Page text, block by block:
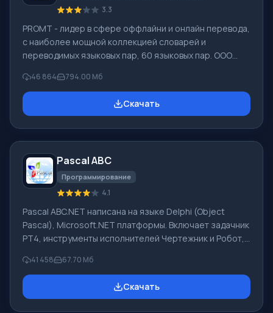
3.3
PROMT - лидер в сфере оффлайни и онлайн перевода,
с наиболее мощной коллекцией словарей и
переводимых языковых пар, 60 языковых пар. ООО
разработчик систем перевода для частных
пользователей и корпораций. Программой PROMT
обеспечивается перевод любого текста, пользуясь
русского интерфейса или электронные письма
иностранной компани
46 864 794.00 Мб
Скачать
Pascal ABC
Программирование
4.1
Pascal ABC.NET написана на языке Delphi (Object
Pascal), Microsoft.NET платформы. Включает задачник
PT4, инструменты исполнителей Чертежник и Робот,
изучении программирования. Основное назначение
систем программирования Pascal ABC.NET изучение и
обучение языкам современного программирования.
41 458 67.70 Мб
Скачать